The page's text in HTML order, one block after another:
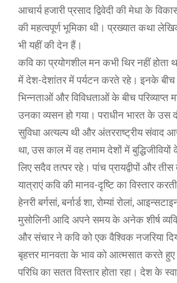
आचार्य हजारी प्रसाद द्विवेदी की मेधा के
की महत्वपूर्ण भूमिका थी। प्रख्यात कथा
भी यहीं की देन हैं।
कवि का प्रयोगशील मन कभी थिर नहीं
में देश-देशांतर में पर्यटन करते रहे। इनके
भिन्नताओं और विविधताओं के बीच परिव्याप्त
उनका व्यसन हो गया। पराधीन भारत के उस
सुविधा अत्यल्प थी और अंतरराष्ट्रीय संवाद
था, उस काल में वह तमाम देशों में
लिए सदैव तत्पर रहे। पांच प्रायद्वीपों और तीस
यात्राएं कवि की मानव-दृष्टि का विस्तार
हेनरी बर्गसां, बर्नार्ड शा, रोम्यां रोलां,
मुसोलिनी आदि अपने समय के अनेक शीर्ष
और संचार ने कवि को एक वैश्विक नजरिया
बृहत्तर मानवता के भाव को आत्मसात करते
परिधि का सतत विस्तार होता रहा। देश के